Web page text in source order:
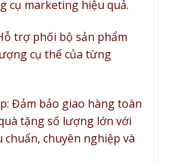
cụ marketing hiệu quả.
trợ phối bộ sản phẩm
cụ thể của từng
Đảm bảo giao hàng toàn
tặng số lượng lớn với
chuyên nghiệp và